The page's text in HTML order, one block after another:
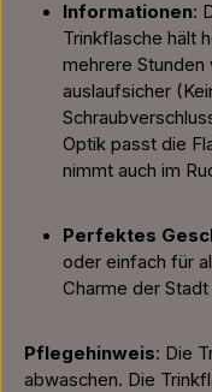
Informationen:
Trinkflasche hält
mehrere Stunden
auslaufsicher
Optik passt die
nimmt auch im
Perfektes
oder einfach für
Charme der
Pflegehinweis: Die
abwaschen. Die